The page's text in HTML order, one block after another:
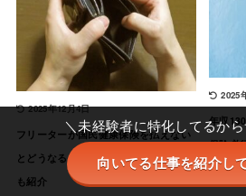
2025年12月4日
フリーターが国民健康保険を払えない
とどうなる？減免・支援制度の活用法
も紹介
2025
年収
保険必
＼未経験者に特化してるか
向いてる仕事を紹介し